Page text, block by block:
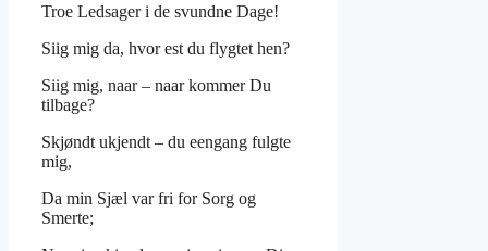
Troe Ledsager i de svundne Dage!
Siig mig da, hvor est du flygtet hen?
Siig mig, naar – naar kommer Du
tilbage?
Skjøndt ukjendt – du eengang fulgte
mig,
Da min Sjæl var fri for Sorg og
Smerte;